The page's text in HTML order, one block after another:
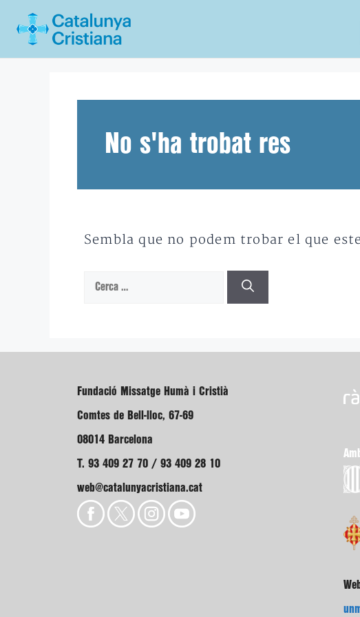
No s'ha trobat res
Sembla que no podem trobar el que
Cerca:
Fundació Missatge Humà i Cristià
Comtes de Bell-lloc, 67-69
08014 Barcelona
T. 93 409 27 70 / 93 409 28 10
web@catalunyacristiana.cat